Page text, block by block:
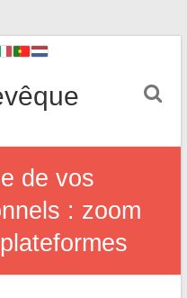
de vos
: zoom